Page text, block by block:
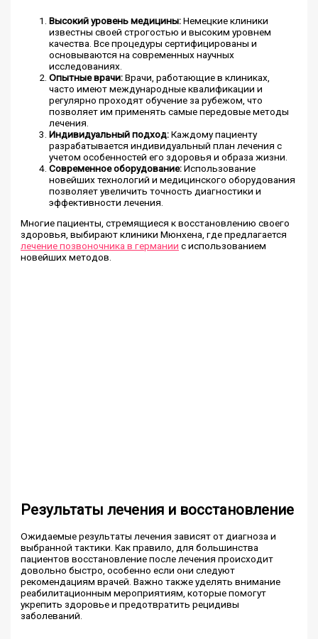
Высокий уровень медицины:Немецкие клиники
известны своей строгостью и высоким уровнем
качества. Все процедуры сертифицированы и
основываются на современных научных
исследованиях.
Опытные врачи:Врачи, работающие в клиниках,
часто имеют международные квалификации и
регулярно проходят обучение за рубежом, что
позволяет им применять самые передовые методы
лечения.
Индивидуальный подход:Каждому пациенту
разрабатывается индивидуальный план лечения с
учетом особенностей его здоровья и образа жизни.
Современное оборудование:Использование
новейших технологий и медицинского оборудования
позволяет увеличить точность диагностики и
эффективности лечения.
Многие пациенты, стремящиеся к восстановлению своего
здоровья, выбирают клиники Мюнхена, где предлагается
лечение позвоночника в германии с использованием
новейших методов.
Результаты лечения и восстановление
Ожидаемые результаты лечения зависят от диагноза и
выбранной тактики. Как правило, для большинства
пациентов восстановление после лечения происходит
довольно быстро, особенно если они следуют
рекомендациям врачей. Важно также уделять внимание
реабилитационным мероприятиям, которые помогут
укрепить здоровье и предотвратить рецидивы
заболеваний.